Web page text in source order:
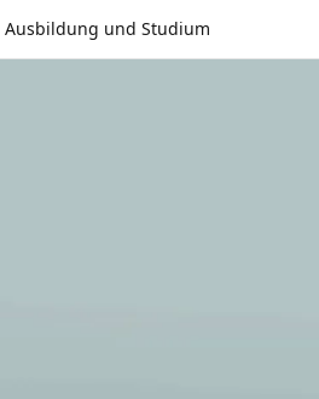
Ausbildung und Studium